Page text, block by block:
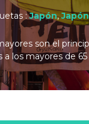
:Japón,Japón
son el
los mayores de 65